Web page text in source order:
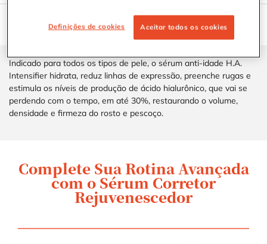
CARACTERÍSTICAS DOS PRODUTOS
Indicado para todos os tipos de pele, o sérum anti-idade H.A.
Intensifier hidrata, reduz linhas de expressão, preenche rugas e
estimula os níveis de produção de ácido hialurônico, que vai se
perdendo com o tempo, em até 30%, restaurando o volume,
densidade e firmeza do rosto e pescoço.
Ingredients
COMPLETE SUA ROTINA
Complete Sua Rotina Avançada
com o Sérum Corretor
Rejuvenescedor
Definições de cookies Aceitar todos os cookies